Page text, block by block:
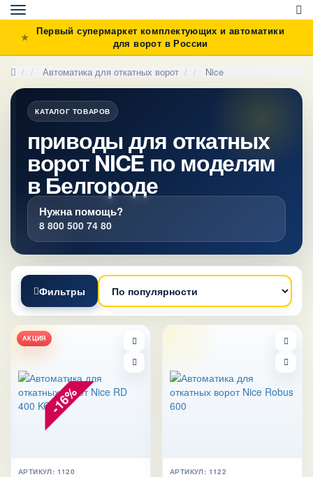
Toggle
navigation
Первый супермаркет комплектующих и автоматики
для ворот в России
Автоматика для откатных ворот Nice
КАТАЛОГ ТОВАРОВ
приводы для откатных
ворот NICE по моделям
в Белгороде
Нужна помощь?
8 800 500 74 80
Фильтры
АКЦИЯ
-16%
АРТИКУЛ: 1120 АРТИКУЛ: 1122